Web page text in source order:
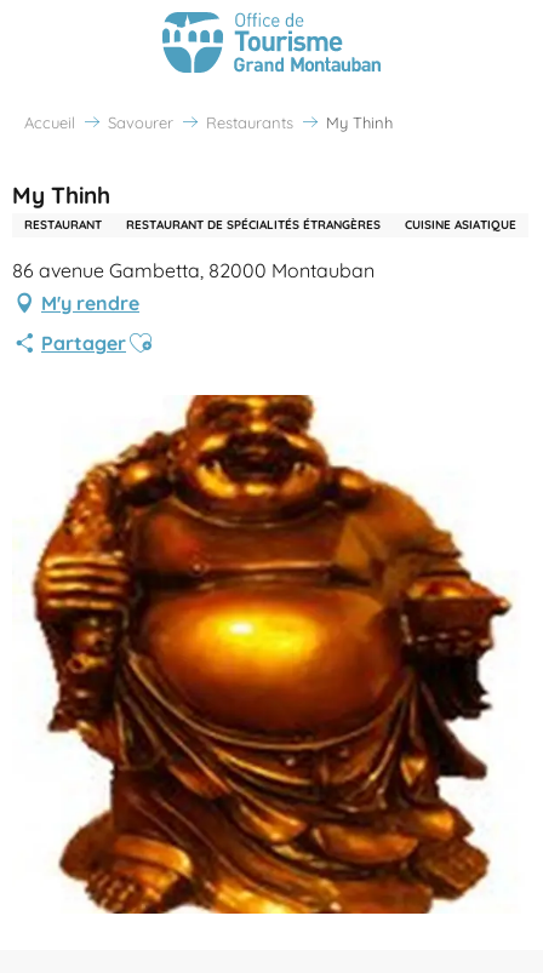
Accueil Savourer Restaurants My Thinh
My Thinh
RESTAURANT RESTAURANT DE SPÉCIALITÉS ÉTRANGÈRES CUISINE ASIATIQUE
86 avenue Gambetta, 82000 Montauban
M'y rendre
PartagerAjouter aux favoris